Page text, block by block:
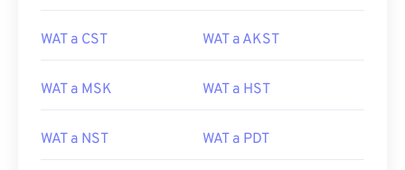
WAT a CST WAT a AKST
WAT a MSK WAT a HST
WAT a NST WAT a PDT